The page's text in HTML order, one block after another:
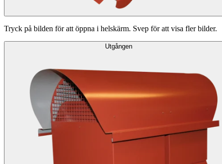
Tryck på bilden för att öppna i helskärm. Svep för att visa fler bilder.
Utgången